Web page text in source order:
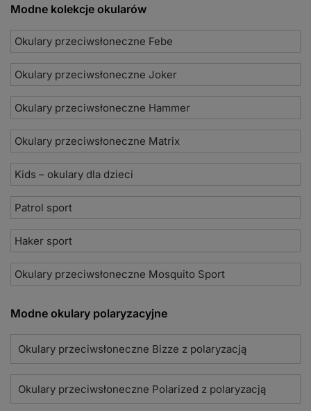
Modne kolekcje okularów
Okulary przeciwsłoneczne Febe
Okulary przeciwsłoneczne Joker
Okulary przeciwsłoneczne Hammer
Okulary przeciwsłoneczne Matrix
Kids – okulary dla dzieci
Patrol sport
Haker sport
Okulary przeciwsłoneczne Mosquito Sport
Modne okulary polaryzacyjne
Okulary przeciwsłoneczne Bizze z polaryzacją
Okulary przeciwsłoneczne Polarized z polaryzacją